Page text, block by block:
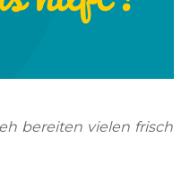
bereiten vielen frisch